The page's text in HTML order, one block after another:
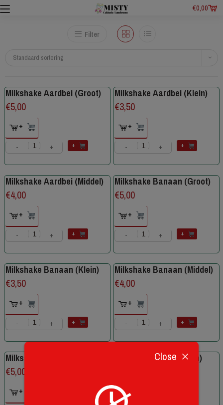
€0,00
Filter
Standaard sortering
Milkshake Aardbei (Groot)
€5,00
+
- + +
Milkshake Aardbei (Klein)
€3,50
+
- + +
Milkshake Aardbei (Middel)
€4,00
+
- + +
Milkshake Banaan (Groot)
€5,00
+
- + +
Milkshake Banaan (Klein)
€3,50
+
- + +
Milkshake Banaan (Middel)
€4,00
+
- + +
Milkshake Choco (Groot)
€5,00
+
Milkshake Choco (Klein)
+
Close